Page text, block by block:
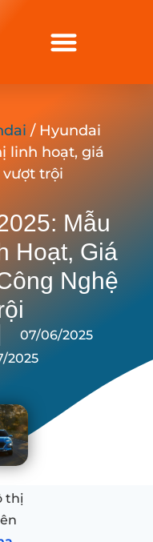
/ Hyundai
linh hoạt, giá
trội
Mẫu
Hoạt, Giá
Nghệ
07/06/2025
2025
thị